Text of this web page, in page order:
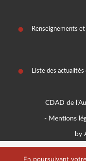
Renseignements
Liste des
CDAD de
- Mentions
by
En poursuivant